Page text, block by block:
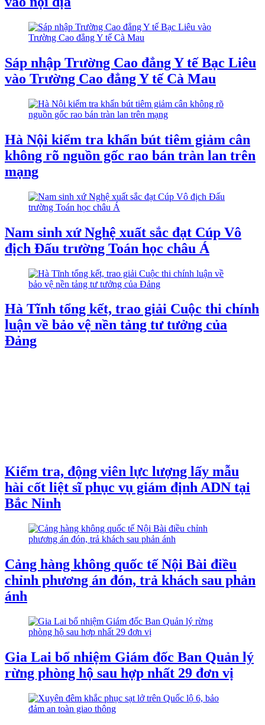
Sáp nhập Trường Cao đẳng Y tế Bạc Liêu
vào Trường Cao đẳng Y tế Cà Mau
Hà Nội kiểm tra khẩn bút tiêm giảm cân
không rõ nguồn gốc rao bán tràn lan trên
mạng
Nam sinh xứ Nghệ xuất sắc đạt Cúp Vô
địch Đấu trường Toán học châu Á
Hà Tĩnh tổng kết, trao giải Cuộc thi chính
luận về bảo vệ nền tảng tư tưởng của
Đảng
Kiểm tra, động viên lực lượng lấy mẫu
hài cốt liệt sĩ phục vụ giám định ADN tại
Bắc Ninh
Cảng hàng không quốc tế Nội Bài điều
chỉnh phương án đón, trả khách sau phản
ánh
Gia Lai bổ nhiệm Giám đốc Ban Quản lý
rừng phòng hộ sau hợp nhất 29 đơn vị